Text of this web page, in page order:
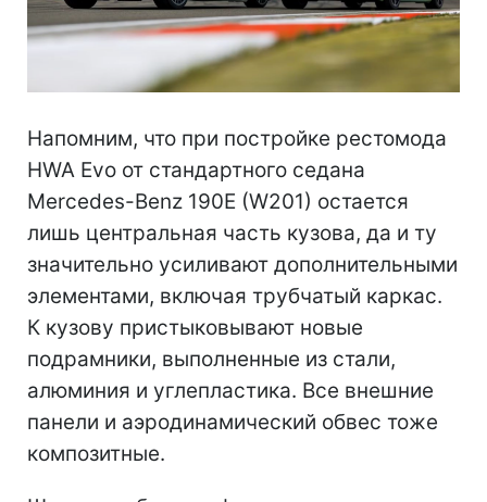
Напомним, что при постройке рестомода
HWA Evo от стандартного седана
Mercedes-Benz 190E (W201) остается
лишь центральная часть кузова, да и ту
значительно усиливают дополнительными
элементами, включая трубчатый каркас.
К кузову пристыковывают новые
подрамники, выполненные из стали,
алюминия и углепластика. Все внешние
панели и аэродинамический обвес тоже
композитные.